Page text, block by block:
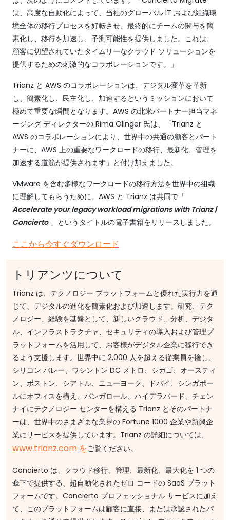
は、高度な自動化によって、当社のグローバル IT および組織環
境全体の移行プロセスを好転させ、最終的にチームの関与を簡
素化し、移行を加速し、予測可能性を提供しました。これは、
顧客に切望されていたタイムリーなクラウド ソリューションを
提供するための刺激的なコラボレーションです。」
Trianz と AWS のコラボレーションは、デジタル変革を革新
し、簡素化し、民主化し、加速するというミッションにおいて
極めて重要な瞬間となります。AWS の北米パートナー担当マネ
ージング ディレクターの Rima Olinger 氏は、「Trianz と
AWS のコラボレーションにより、世界中の共通の顧客とパート
ナーに、AWS 上の重要なワークロードの移行、最新化、管理を
加速する道筋が提供されます」と付け加えました。
VMware を含む多様なワークロードの移行方法を世界中の組織
に理解してもらうために、AWS と Trianz は共同で「
Accelerate your legacy workload migrations with Trianz |
Concierto」というタイトルの電子書籍をリリースしました。
ここから今すぐダウンロード
トリアンツについて
Trianz は、テクノロジー プラットフォームと優れた実行力を通
じて、デジタルの進化を簡素化および加速します。研究、テク
ノロジー、経験を基盤として、新しいクラウド、分析、デジタ
ル、インフラストラクチャ、セキュリティの導入および管理プ
ラットフォームを活用して、お客様がデジタル企業に移行でき
るよう支援します。世界中に 2,000 人を超える従業員を擁し、
シリコン バレー、ワシントン DC メトロ、シカゴ、オースティ
ン、ボストン、シアトル、ニューヨーク、ドバイ、シンガポー
ルにオフィスを構え、バンガロール、ハイデラバード、チェン
ナイにテクノロジー センターを構える Trianz とそのパートナ
ーは、世界中のさまざまな業界の Fortune 1000 企業や新興企
業にサービスを提供しています。Trianz の詳細については、
www.trianz.com をご覧ください。
Concierto は、クラウド移行、管理、最新化、最大化を 1 つの
傘下で提供する、超自動化されたゼロ コードの SaaS プラット
フォームです。Concierto プロフェッショナル サービスに加え
て、このプラットフォームは顧客に直接、または承認されたパ